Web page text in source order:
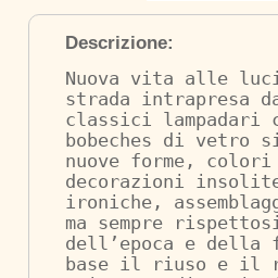
Descrizione:
Nuova vita alle
strada intrapresa
classici lampadari
bobeches di vetro
nuove forme,
decorazioni
ironiche,
ma sempre
dell’epoca e
base il riuso e il